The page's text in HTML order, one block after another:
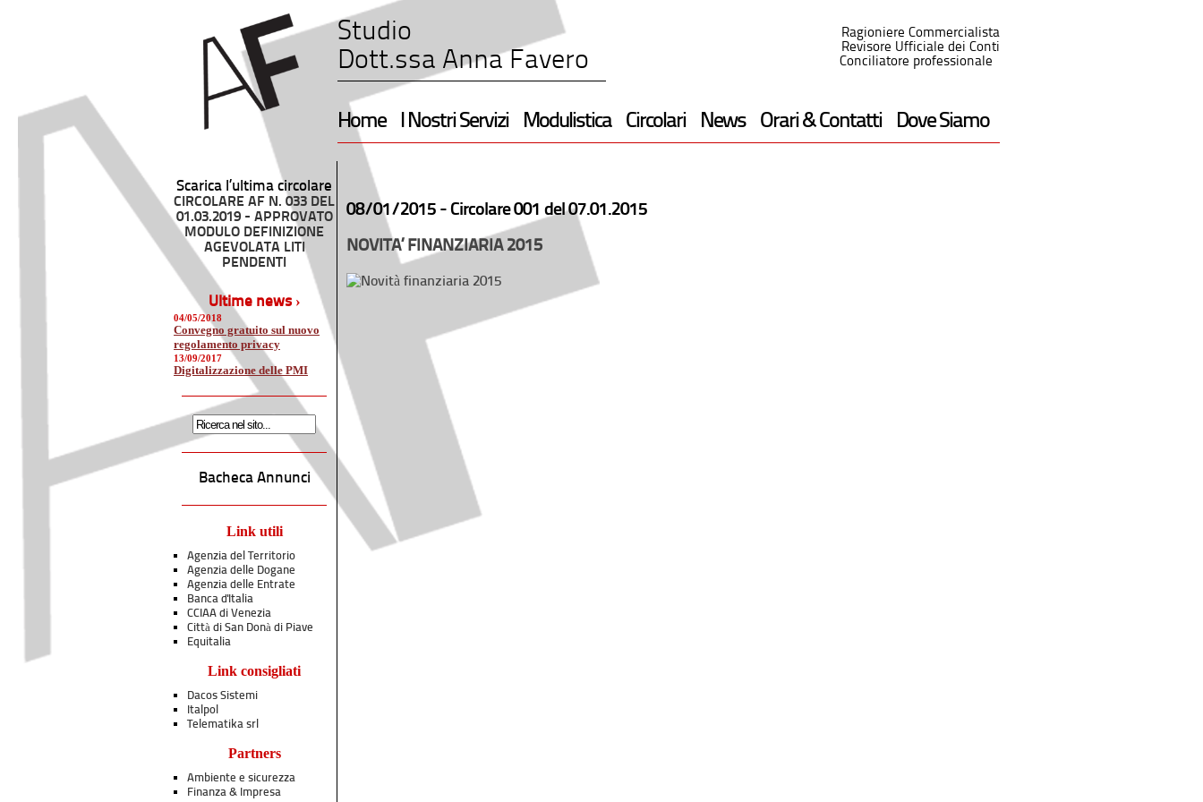
Studio
Dott.ssa Anna Favero
Ragioniere Commercialista
Revisore Ufficiale dei Conti
Conciliatore professionale
Home I Nostri Servizi Modulistica Circolari News Orari & Contatti Dove Siamo
Scarica l’ultima circolare
CIRCOLARE AF N. 033 DEL
01.03.2019 - APPROVATO
MODULO DEFINIZIONE
AGEVOLATA LITI
PENDENTI
Ultime news ›
04/05/2018
Convegno gratuito sul nuovo
regolamento privacy
13/09/2017
Digitalizzazione delle PMI
Bacheca Annunci
Link utili
Agenzia del Territorio
Agenzia delle Dogane
Agenzia delle Entrate
Banca d'Italia
CCIAA di Venezia
Città di San Donà di Piave
Equitalia
Link consigliati
Dacos Sistemi
Italpol
Telematika srl
Partners
Ambiente e sicurezza
Finanza & Impresa
08/01/2015 - Circolare 001 del 07.01.2015
NOVITA’ FINANZIARIA 2015